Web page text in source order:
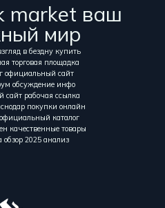
market ваш
мир
в бездну купить
торговая площадка
официальный сайт
обсуждение инфо
сайт рабочая ссылка
покупки онлайн
каталог
качественные товары
обзор 2025 анализ